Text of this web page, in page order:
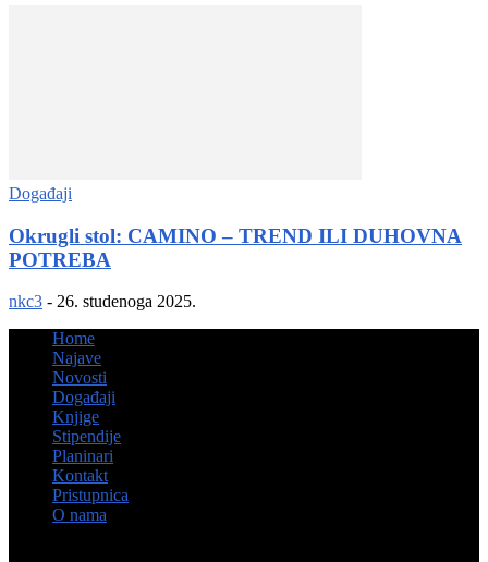
Događaji
Okrugli stol: CAMINO – TREND ILI DUHOVNA
POTREBA
nkc3 - 26. studenoga 2025.
Home
Najave
Novosti
Događaji
Knjige
Stipendije
Planinari
Kontakt
Pristupnica
O nama